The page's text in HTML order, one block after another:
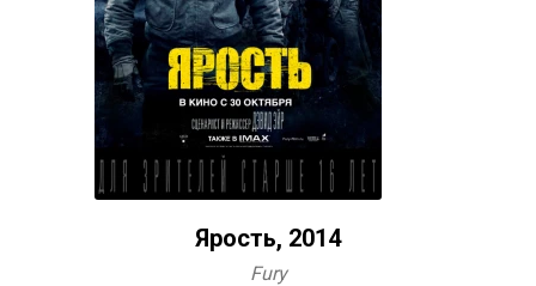
Ярость, 2014
Fury